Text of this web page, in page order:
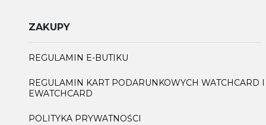
ZAKUPY
REGULAMIN E-BUTIKU
REGULAMIN KART PODARUNKOWYCH WATCHCARD I
EWATCHCARD
POLITYKA PRYWATNOŚCI